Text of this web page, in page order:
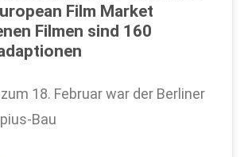
Film Market
Filmen sind 160
18. Februar war der Berliner
Bau